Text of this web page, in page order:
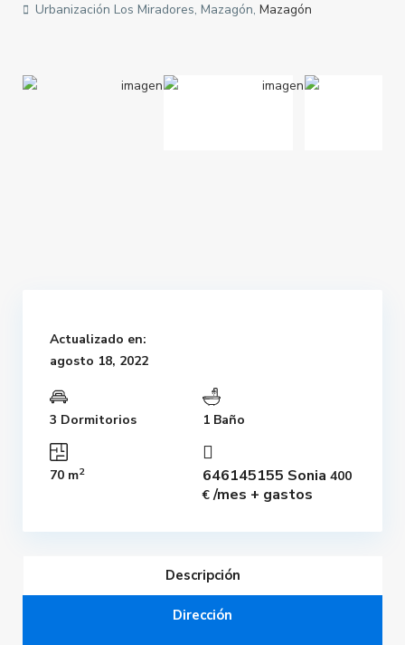
Urbanización Los Miradores, Mazagón, Mazagón
Actualizado en:
agosto 18, 2022
3 Dormitorios 1 Baño
70 m2 646145155 Sonia 400
€/mes + gastos
Descripción
Dirección